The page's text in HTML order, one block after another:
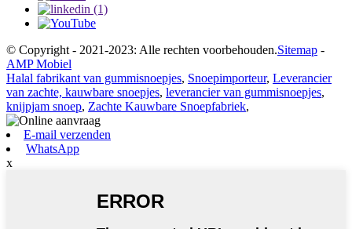
© Copyright - 2021-2023: Alle rechten voorbehouden.Sitemap -
AMP Mobiel
Halal fabrikant van gummisnoepjes, Snoepimporteur, Leverancier
van zachte, kauwbare snoepjes, leverancier van gummisnoepjes,
knijpjam snoep, Zachte Kauwbare Snoepfabriek,
E-mail verzenden
WhatsApp
x